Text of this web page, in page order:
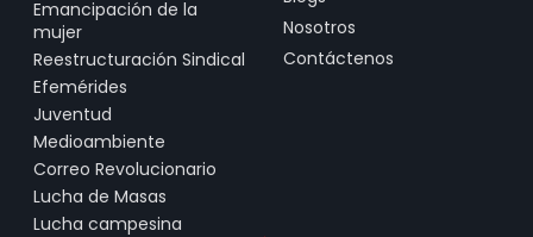
Emancipación de la
mujer
Reestructuración Sindical
Efemérides
Juventud
Medioambiente
Correo Revolucionario
Lucha de Masas
Lucha campesina
Nosotros
Contáctenos